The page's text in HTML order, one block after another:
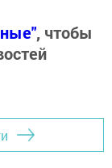
, чтобы